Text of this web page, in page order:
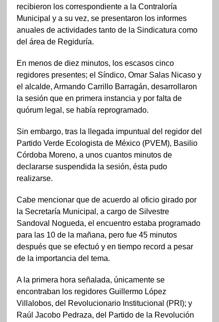
recibieron los correspondiente a la Contraloría
Municipal y a su vez, se presentaron los informes
anuales de actividades tanto de la Sindicatura como
del área de Regiduría.
En menos de diez minutos, los escasos cinco
regidores presentes; el Síndico, Omar Salas Nicaso y
el alcalde, Armando Carrillo Barragán, desarrollaron
la sesión que en primera instancia y por falta de
quórum legal, se había reprogramado.
Sin embargo, tras la llegada impuntual del regidor del
Partido Verde Ecologista de México (PVEM), Basilio
Córdoba Moreno, a unos cuantos minutos de
declararse suspendida la sesión, ésta pudo
realizarse.
Cabe mencionar que de acuerdo al oficio girado por
la Secretaría Municipal, a cargo de Silvestre
Sandoval Nogueda, el encuentro estaba programado
para las 10 de la mañana, pero fue 45 minutos
después que se efectuó y en tiempo record a pesar
de la importancia del tema.
A la primera hora señalada, únicamente se
encontraban los regidores Guillermo López
Villalobos, del Revolucionario Institucional (PRI); y
Raúl Jacobo Pedraza, del Partido de la Revolución